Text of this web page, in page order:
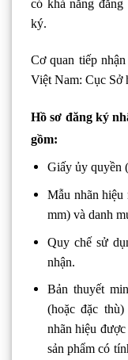
có khả năng
ký.
Cơ quan tiếp
Việt Nam: Cục Sở
Hồ sơ đăng ký
gồm:
Giấy ủy quyền
Mẫu nhãn
mm) và danh
Quy chế sử
nhận.
Bản thuyết
(hoặc đặc
nhãn hiệu
sản phẩm có